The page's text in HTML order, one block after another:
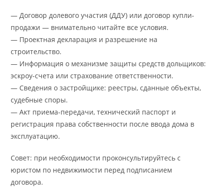
— Договор долевого участия (ДДУ) или договор купли-
продажи — внимательно читайте все условия.
— Проектная декларация и разрешение на
строительство.
— Информация о механизме защиты средств дольщиков:
эскроу-счета или страхование ответственности.
— Сведения о застройщике: реестры, сданные объекты,
судебные споры.
— Акт приема-передачи, технический паспорт и
регистрация права собственности после ввода дома в
эксплуатацию.
Совет: при необходимости проконсультируйтесь с
юристом по недвижимости перед подписанием
договора.